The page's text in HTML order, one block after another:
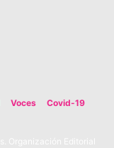
Voces Covid-19